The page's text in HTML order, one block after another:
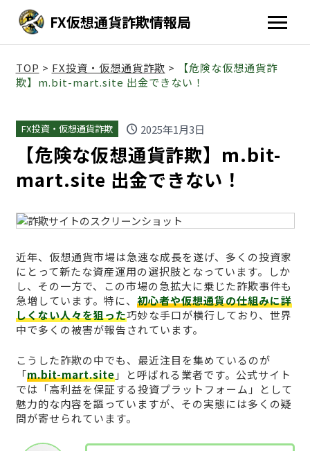
FX仮想通貨詐欺情報局
TOP > FX投資・仮想通貨詐欺 >
【危険な仮想通貨詐
欺】m.bit-mart.site 出金できない！
FX投資・仮想通貨詐欺 schedule 2025年1月3日
【危険な仮想通貨詐欺】m.bit-
mart.site 出金できない！
近年、仮想通貨市場は急速な成長を遂げ、多くの投資家
にとって新たな資産運用の選択肢となっています。しか
し、その一方で、この市場の急拡大に乗じた詐欺事件も
急増しています。特に、 初心者や仮想通貨の仕組みに詳
しくない人々を狙った巧妙な手口が横行しており、世界
中で多くの被害が報告されています。
こうした詐欺の中でも、最近注目を集めているのが
「m.bit-mart.site」と呼ばれる業者です。公式サイト
では「高利益を保証する投資プラットフォーム」として
魅力的な内容を謳っていますが、その実態には多くの疑
問が寄せられています。